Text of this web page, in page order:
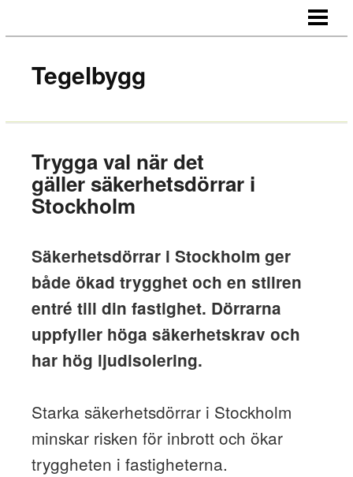
KONTAKT
Tegelbygg
Trygga val när det
gäller säkerhetsdörrar i
Stockholm
Säkerhetsdörrar i Stockholm ger
både ökad trygghet och en stilren
entré till din fastighet. Dörrarna
uppfyller höga säkerhetskrav och
har hög ljudisolering.
Starka säkerhetsdörrar i Stockholm
minskar risken för inbrott och ökar
tryggheten i fastigheterna.